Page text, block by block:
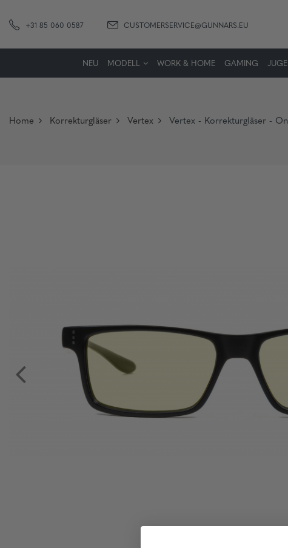
+31 85 060 0587 CUSTOMERSERVICE@GUNNARS.EU
NEU MODELL WORK & HOME GAMING
Home Korrekturgläser Vertex Vertex - Korrekturgläser -